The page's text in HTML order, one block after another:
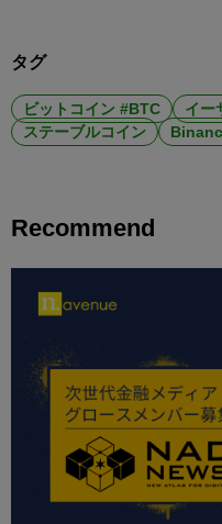
タグ
ビットコイン #BTC イー
ステーブルコイン
Recommend